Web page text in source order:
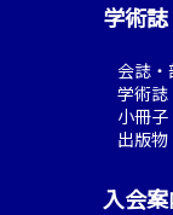
学術
会誌
学術誌
小冊子
出版物
入会